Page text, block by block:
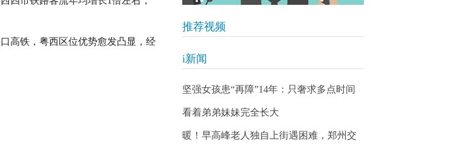
铁，粤西区位优势愈发凸显，经
推荐视频
i新闻
坚强女孩患“再障”14年：只奢求多点时间
看着弟弟妹妹完全长大
暖！早高峰老人独自上街遇困难，郑州交